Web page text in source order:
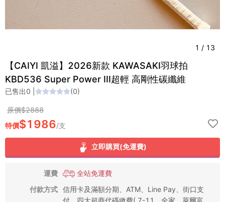
1 / 13
【CAIYI 凱溢】2026新款 KAWASAKI羽球拍
KBD536 Super Power III超輕 高剛性碳纖維
已售出0 (0)
原價$2888
特價$1986/支
立即購買(免運費)
運費
全站免運費
付款方式 信用卡及滿額分期、ATM、Line Pay、街口支
付、四大超商代碼繳費( 7-11、全家、萊爾富、